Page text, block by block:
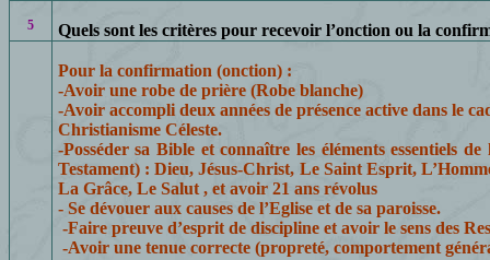
5 Quels sont les critères pour recevoir l’onction ou la
Pour la confirmation (onction) :
-Avoir une robe de prière (Robe blanche)
-Avoir accompli deux années de présence active dans le
Christianisme Céleste.
-Posséder sa Bible et connaître les éléments essentiels
Testament) : Dieu, Jésus-Christ, Le Saint Esprit,
La Grâce, Le Salut , et avoir 21 ans révolus
- Se dévouer aux causes de l’Eglise et de sa paroisse.
-Faire preuve d’esprit de discipline et avoir le sens des
-Avoir une tenue correcte (propreté, comportement